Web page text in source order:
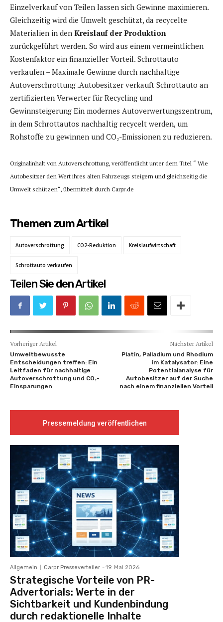
Einzelverkauf von Teilen lassen sich Gewinne maximieren.
Gleichzeitig wird die Umwelt geschützt, da recycelte
Materialien in den Kreislauf der Produktion
zurückgeführt werden. So wird aus einem vermeintlichen
Kostenfaktor ein finanzieller Vorteil. Schrottauto
verkaufen – Maximale Gewinne durch nachhaltige
Autoverschrottung .Autobesitzer verkauft Schrottauto an
zertifizierten Verwerter für Recycling und
Gewinnsteigerung Ein modernes Autoverwertungszentrum,
in dem Schrottautos nachhaltig recycelt werden, um
Rohstoffe zu gewinnen und CO₂-Emissionen zu reduzieren.
Originalinhalt von Autoverschrottung, veröffentlicht unter dem Titel “ Wie
Autobesitzer den Wert ihres alten Fahrzeugs steigern und gleichzeitig die
Umwelt schützen“, übermittelt durch Carpr.de
Themen zum Artikel
Autoverschrottung CO2-Reduktion Kreislaufwirtschaft
Schrottauto verkaufen
Teilen Sie den Artikel
Vorheriger Artikel
Umweltbewusste
Entscheidungen treffen: Ein
Leitfaden für nachhaltige
Autoverschrottung und CO₂-
Einsparungen
Nächster Artikel
Platin, Palladium und Rhodium
im Katalysator: Eine
Potentialanalyse für
Autobesitzer auf der Suche
nach einem finanziellen Vorteil
Pressemeldung veröffentlichen
Allgemein Carpr Presseverteiler - 19. Mai 2026
Strategische Vorteile von PR-
Advertorials: Werte in der
Sichtbarkeit und Kundenbindung
durch redaktionelle Inhalte